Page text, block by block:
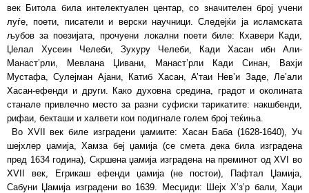
век Битола била интелектуален центар, со значителен број учени
луѓе, поети, писатели и верски научници. Следејќи ја исламската
љубов за поезијата, прочуени локални поети биле: Кхавери Кади,
Џелал Хусеин Челеби, Зухуру Челеби, Кади Хасан ибн Али-
Манаст’рли, Мевлана Џивани, Манаст’рли Кади Синан, Вахји
Мустафа, Сулејман Ајани, Катиб Хасан, А’таи Нев’и Заде, Ле’али
Хасан-ефенди и други. Како духовна средина, градот и околината
станале привлечно место за разни суфиски тарикатите: накшбенди,
рифаи, бекташи и халвети кои подигнале голем број теќиња.
Во XVII век биле изградени џамиите: Хасан Баба (1628-1640), Уч
шејхлер џамија, Хамза беј џамија (се смета дека била изградена
пред 1634 година), Скршена џамија изградена на преминот од XVI во
XVII век, Егрикаш ефенди џамија (не постои), Пафтал Џамија,
Сабуни Џамија изградени во 1639. Месџиди: Шејх Х’з’р бали, Хаџи